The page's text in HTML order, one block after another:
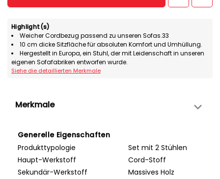
Highlight(s)
Weicher Cordbezug passend zu unseren Sofas.33
10 cm dicke Sitzfläche für absoluten Komfort und Umhüllung.
Hergestellt in Europa, ein Stuhl, der mit Leidenschaft in unseren
eigenen Sofafabriken entworfen wurde.
Siehe die detaillierten Merkmale
Merkmale
Generelle Eigenschaften
Produkttypologie
Set mit 2 Stühlen
Haupt-Werkstoff
Cord-Stoff
Sekundär-Werkstoff
Massives Holz